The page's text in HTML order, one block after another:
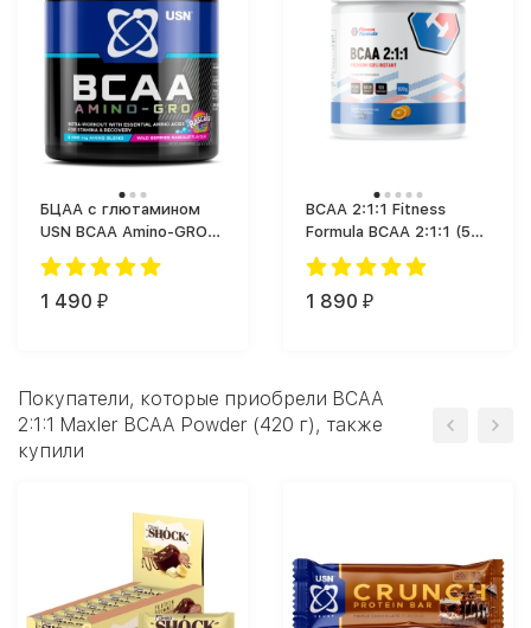
БЦАА с глютамином
USN BCAA Amino-GRO
(200 г)
1 490 ₽
BCAA 2:1:1 Fitness
Formula BCAA 2:1:1 (500
г)
1 890 ₽
Покупатели, которые приобрели BCAA
2:1:1 Maxler BCAA Powder (420 г), также
купили